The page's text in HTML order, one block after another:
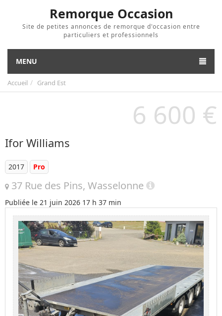
Remorque Occasion
Site de petites annonces de remorque d'occasion entre
particuliers et professionnels
MENU
Accueil Grand Est
6 600 €
Ifor Williams
2017 Pro
37 Rue des Pins, Wasselonne
Publiée le 21 juin 2026 17 h 37 min